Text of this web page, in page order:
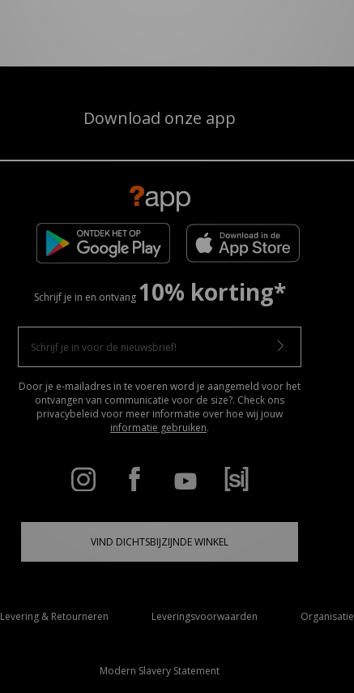
Download onze app
Schrijf je in en ontvang 10% korting*
Door je e-mailadres in te voeren word je aangemeld voor het
ontvangen van communicatie voor de size?. Check ons
privacybeleid voor meer informatie over hoe wij jouw
informatie gebruiken.
VIND DICHTSBIJZIJNDE WINKEL
Levering & Retourneren Leveringsvoorwaarden Organisatie
Modern Slavery Statement